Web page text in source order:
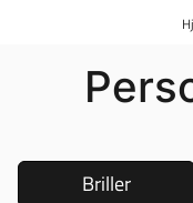
Briller